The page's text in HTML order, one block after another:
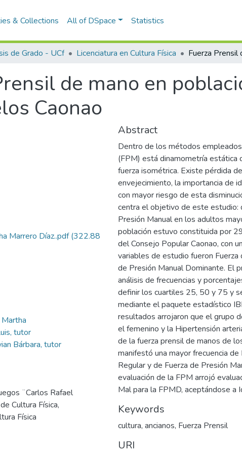
& Collections All of DSpace Statistics
de Grado - UCf Licenciatura en Cultura Física
de mano en
Caonao
Marrero Díaz..pdf(322.88
tutor
Bárbara, tutor
¨Carlos Rafael
Cultura Física,
Física
Abstract
Dentro de los métodos
(FPM) está dinamometría estática
fuerza isométrica. Existe pérdida
envejecimiento, la importancia de
con mayor riesgo de esta
centra el objetivo de este estudio:
Presión Manual en los adultos
población estuvo constituida por
del Consejo Popular Caonao, con
variables de estudio fueron
de Presión Manual Dominante. El
análisis de frecuencias y
definir los cuartiles 25, 50 y 75 y
mediante el paquete estadístico
resultados arrojaron que el grupo
el femenino y la Hipertensión
de la fuerza prensil de manos de
manifestó una mayor frecuencia
Regular y de Fuerza de Presión
evaluación de la FPM arrojó
Mal para la FPMD, aceptándose a
Keywords
cultura, ancianos, Fuerza Prensil
URI